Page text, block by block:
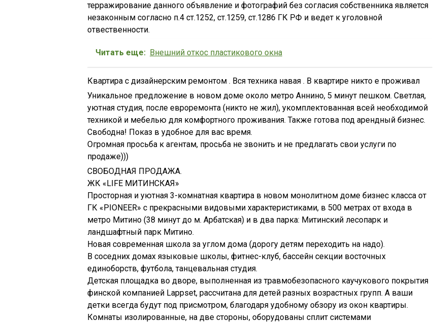
терражирование данного объявление и фотографий без согласия собственника является
незаконным согласно п.4 ст.1252, ст.1259, ст.1286 ГК РФ и ведет к уголовной
отвественности.
Читать еще: Внешний откос пластикового окна
Квартира с дизайнерским ремонтом . Вся техника навая . В квартире никто е проживал
Уникальное предложение в новом доме около метро Аннино, 5 минут пешком. Светлая,
уютная студия, после евроремонта (никто не жил), укомплектованная всей необходимой
техникой и мебелью для комфортного проживания. Также готова под арендный бизнес.
Свободна! Показ в удобное для вас время.
Огромная просьба к агентам, просьба не звонить и не предлагать свои услуги по
продаже)))
СВОБОДНАЯ ПРОДАЖА.
ЖК «LIFE МИТИНСКАЯ»
Просторная и уютная 3-комнатная квартира в новом монолитном доме бизнес класса от
ГК «PIONEER» с прекрасными видовыми характеристиками, в 500 метрах от входа в
метро Митино (38 минут до м. Арбатская) и в два парка: Митинский лесопарк и
ландшафтный парк Митино.
Новая современная школа за углом дома (дорогу детям переходить на надо).
В соседних домах языковые школы, фитнес-клуб, бассейн секции восточных
единоборств, футбола, танцевальная студия.
Детская площадка во дворе, выполненная из травмобезопасного каучукового покрытия
финской компанией Lappset, рассчитана для детей разных возрастных групп. А ваши
детки всегда будут под присмотром, благодаря удобному обзору из окон квартиры.
Комнаты изолированные, на две стороны, оборудованы сплит системами